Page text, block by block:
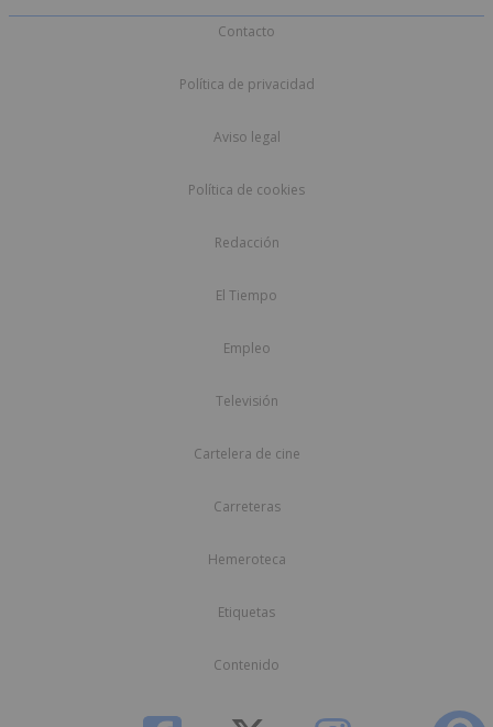
Contacto
Política de privacidad
Aviso legal
Política de cookies
Redacción
El Tiempo
Empleo
Televisión
Cartelera de cine
Carreteras
Hemeroteca
Etiquetas
Contenido